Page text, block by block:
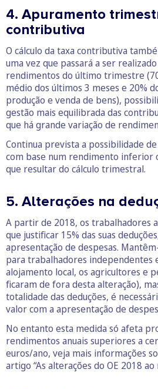
4. Apuramento
contributiva
O cálculo da taxa contributiva
uma vez que passará a ser
rendimentos do último trimestre
médio dos últimos 3 meses e 20%
produção e venda de bens),
gestão mais equilibrada das
que há grande variação de
Continua prevista a possibilidade
com base num rendimento inferior
que resultar do cálculo trimestral.
5. Alterações na
A partir de 2018, os trabalhadores
que justificar 15% das suas
apresentação de despesas.
para trabalhadores independentes
alojamento local, os agricultores e
ficaram de fora desta alteração),
totalidade das deduções, é
valor com a apresentação de
No entanto esta medida só afeta
rendimentos anuais superiores a
euros/ano, veja mais informações
artigo “As alterações do OE 2018